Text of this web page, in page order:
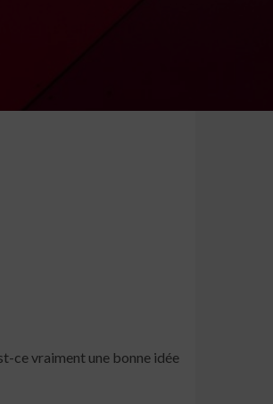
ce vraiment une bonne idée